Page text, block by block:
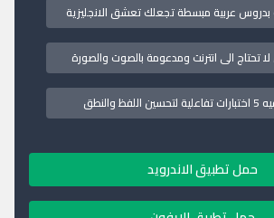
بدروس عربية مبسطة تجعلك تعشق الانجليزية
تحتاج الى انترنت ومدعومة بالصوت والصورة
حمل تطبيق الاندرويد